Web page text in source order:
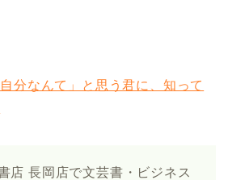
分なんて」と思う君に、知って
店 長岡店で文芸書・ビジネス